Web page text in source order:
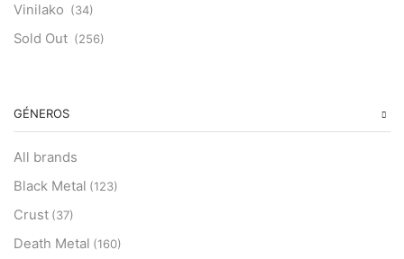
Vinilako (34)
Sold Out (256)
GÉNEROS
All brands
Black Metal (123)
Crust (37)
Death Metal (160)